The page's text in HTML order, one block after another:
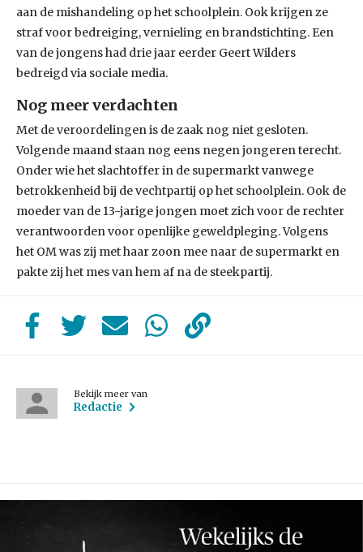
aan de mishandeling op het schoolplein. Ook krijgen ze
straf voor bedreiging, vernieling en brandstichting. Een
van de jongens had drie jaar eerder Geert Wilders
bedreigd via sociale media.
Nog meer verdachten
Met de veroordelingen is de zaak nog niet gesloten.
Volgende maand staan nog eens negen jongeren terecht.
Onder wie het slachtoffer in de supermarkt vanwege
betrokkenheid bij de vechtpartij op het schoolplein. Ook de
moeder van de 13-jarige jongen moet zich voor de rechter
verantwoorden voor openlijke geweldpleging. Volgens
het OM was zij met haar zoon mee naar de supermarkt en
pakte zij het mes van hem af na de steekpartij.
Bekijk meer van
Redactie